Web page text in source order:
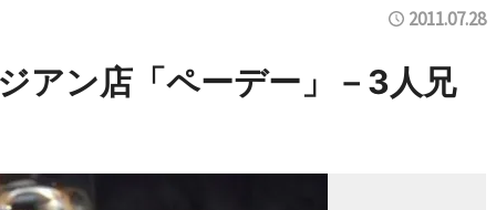
2011.07.28
アン店「ペーデー」－3人兄